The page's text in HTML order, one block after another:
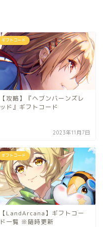
ギフトコード
【攻略】『ヘブンバーンズレ
ッド』ギフトコード
2023年11月7日
ギフトコード
【LandArcana】ギフトコー
ド一覧 ※随時更新